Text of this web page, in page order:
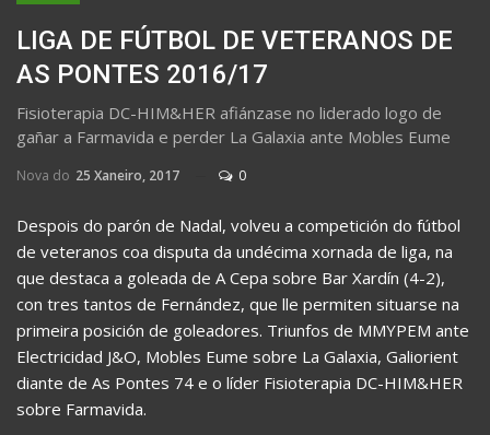
LIGA DE FÚTBOL DE VETERANOS DE
AS PONTES 2016/17
Fisioterapia DC-HIM&HER afiánzase no liderado logo de
gañar a Farmavida e perder La Galaxia ante Mobles Eume
Nova do 25 Xaneiro, 2017 0
Despois do parón de Nadal, volveu a competición do fútbol
de veteranos coa disputa da undécima xornada de liga, na
que destaca a goleada de A Cepa sobre Bar Xardín (4-2),
con tres tantos de Fernández, que lle permiten situarse na
primeira posición de goleadores. Triunfos de MMYPEM ante
Electricidad J&O, Mobles Eume sobre La Galaxia, Galiorient
diante de As Pontes 74 e o líder Fisioterapia DC-HIM&HER
sobre Farmavida.